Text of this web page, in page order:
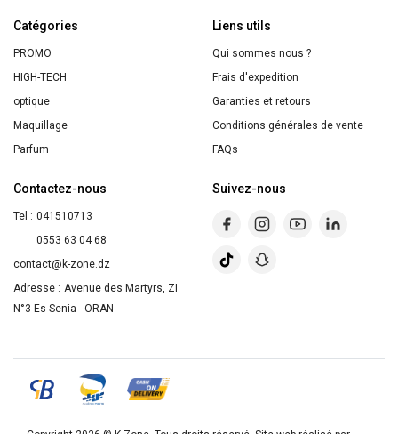
80
ML
-
Parfum
Élégant
et
Catégories
PROMO
HIGH-TECH
optique
Maquillage
Parfum
Liens utils
Qui sommes nous ?
Frais d'expedition
Garanties et retours
Conditions générales de vente
FAQs
Contactez-nous
Tel : 041510713
0553 63 04 68
contact@k-zone.dz
Adresse : Avenue des Martyrs, ZI
N°3 Es-Senia - ORAN
Suivez-nous